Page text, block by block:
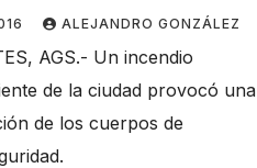
ALEJANDRO GONZÁLEZ
AGS.- Un incendio
de la ciudad provocó una
de los cuerpos de